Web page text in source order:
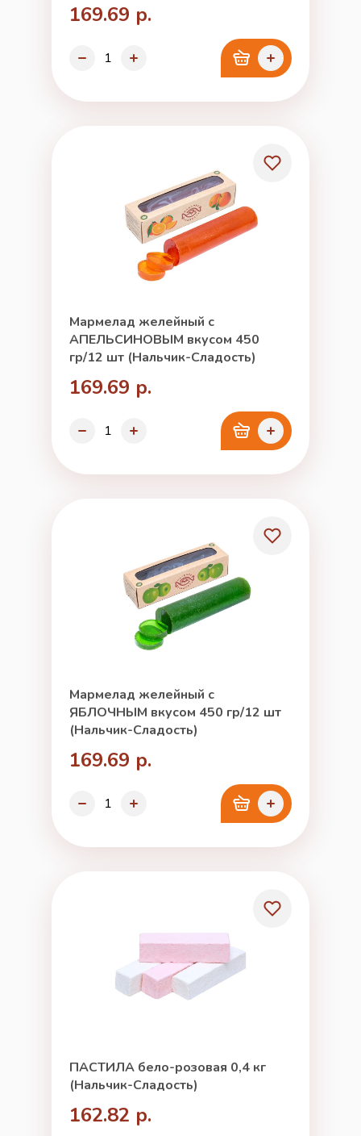
169.69 р.
Мармелад желейный с
АПЕЛЬСИНОВЫМ вкусом 450
гр/12 шт (Нальчик-Сладость)
169.69 р.
Мармелад желейный с
ЯБЛОЧНЫМ вкусом 450 гр/12 шт
(Нальчик-Сладость)
169.69 р.
ПАСТИЛА бело-розовая 0,4 кг
(Нальчик-Сладость)
162.82 р.